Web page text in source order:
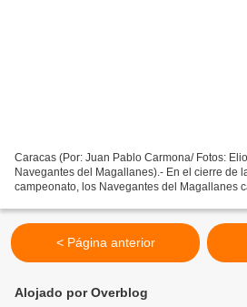
Caracas (Por: Juan Pablo Carmona/ Fotos:
Navegantes del Magallanes).- En el cierre de
campeonato, los Navegantes del Magallanes
< Página anterior
Alojado por Overblog